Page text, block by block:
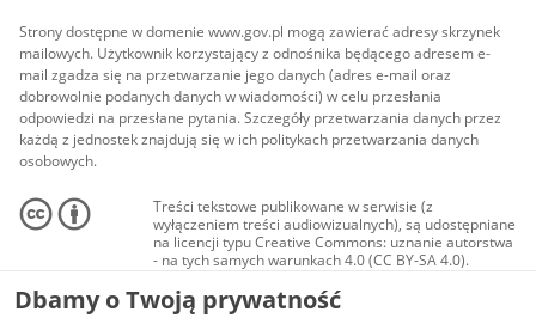
Strony dostępne w domenie www.gov.pl mogą zawierać adresy skrzynek
mailowych. Użytkownik korzystający z odnośnika będącego adresem e-
mail zgadza się na przetwarzanie jego danych (adres e-mail oraz
dobrowolnie podanych danych w wiadomości) w celu przesłania
odpowiedzi na przesłane pytania. Szczegóły przetwarzania danych przez
każdą z jednostek znajdują się w ich politykach przetwarzania danych
osobowych.
Treści tekstowe publikowane w serwisie (z
wyłączeniem treści audiowizualnych), są udostępniane
na licencji typu Creative Commons: uznanie autorstwa
- na tych samych warunkach 4.0 (CC BY-SA 4.0).
Materiały audiowizualne, w tym zdjęcia, materiały
audio i wideo, są udostępniane na licencji typu
Creative Commons: uznanie autorstwa użycie
Dbamy o Twoją prywatność